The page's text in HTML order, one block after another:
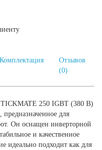
Комплектация
Отзывов
(0)
250 IGBT (380 В)
для
Он оснащен инверторной
и качественное
идеально подходит как для